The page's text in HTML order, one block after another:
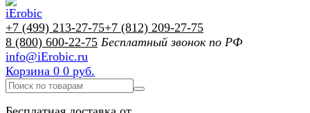
+7 (499) 213-27-75+7 (812) 209-27-75
8 (800) 600-22-75 Бесплатный звонок по РФ
info@iErobic.ru
Корзина 0 0 руб.